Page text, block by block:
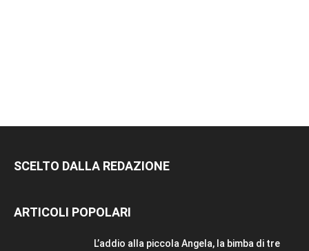
SCELTO DALLA REDAZIONE
ARTICOLI POPOLARI
L’addio alla piccola Angela, la bimba di tre